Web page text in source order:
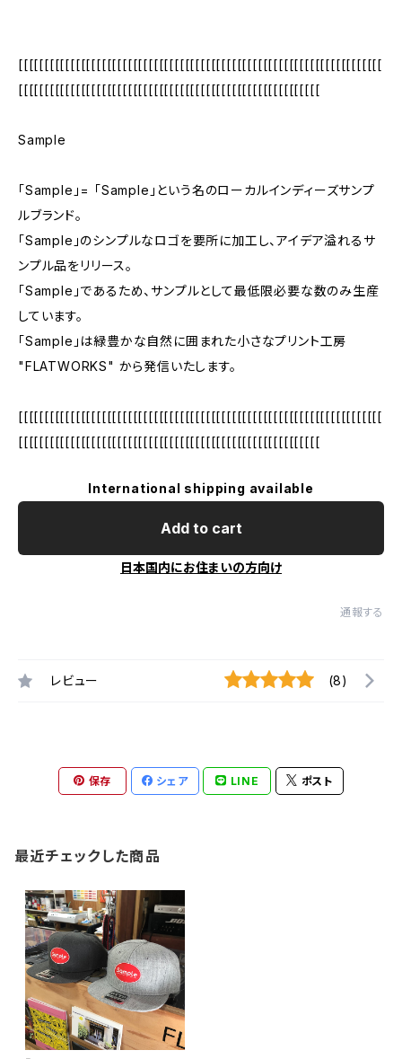
[[[[[[[[[[[[[[[[[[[[[[[[[[[[[[[[[[[[[[[[[[[[[[[[[[[[[[[[[[[[[[[[[[[[[[
[[[[[[[[[[[[[[[[[[[[[[[[[[[[[[[[[[[[[[[[[[[[[[[[[[[[[[[[[[
Sample
「Sample」= 「Sample」という名のローカルインディーズサンプ
ルブランド。
「Sample」のシンプルなロゴを要所に加工し、アイデア溢れるサ
ンプル品をリリース。
「Sample」であるため、サンプルとして最低限必要な数のみ生産
しています。
「Sample」は緑豊かな自然に囲まれた小さなプリント工房
"FLATWORKS" から発信いたします。
[[[[[[[[[[[[[[[[[[[[[[[[[[[[[[[[[[[[[[[[[[[[[[[[[[[[[[[[[[[[[[[[[[[[[[
[[[[[[[[[[[[[[[[[[[[[[[[[[[[[[[[[[[[[[[[[[[[[[[[[[[[[[[[[[
International shipping available
Add to cart
日本国内にお住まいの方向け
通報する
レビュー (8)
保存 シェア LINE ポスト
最近チェックした商品